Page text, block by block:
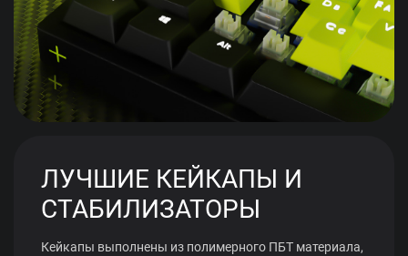
ЛУЧШИЕ КЕЙКАПЫ И
СТАБИЛИЗАТОРЫ
Кейкапы выполнены из полимерного ПБТ материала,